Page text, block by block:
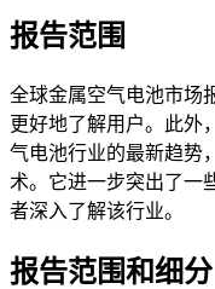
报告范围
全球金属空气电池市场
更好地了解用户。此外
气电池行业的最新趋势
术。它进一步突出了一
者深入了解该行业。
报告范围和细分